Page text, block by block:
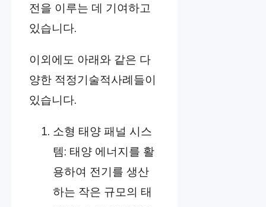
전을 이루는 데 기여하고
있습니다.
이외에도 아래와 같은 다
양한 적정기술적사례들이
있습니다.
소형 태양 패널 시스
템: 태양 에너지를 활
용하여 전기를 생산
하는 작은 규모의 태